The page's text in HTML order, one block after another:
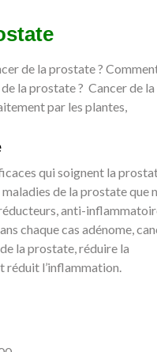
de la prostate ?
la prostate ? Cancer de la
par les plantes,
qui soignent la
de la prostate que
anti-
chaque cas adénome,
la prostate, réduire la
réduit l’inflammation.